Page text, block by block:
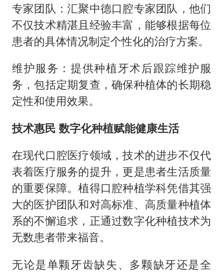
专家团队：汇聚中德口腔专家团队，他们
不仅技术精湛且经验丰富，能够根据每位
患者的具体情况制定个性化的治疗方案。
维护服务：提供种植牙术后跟踪维护服
务，包括定期复查，确保种植体的长期稳
定性和使用效果。
技术惠民 数字化种植赋能健康生活
在现代口腔医疗领域，技术的进步不仅代
表着医疗服务的提升，更是患者生活质量
的重要保障。植得口腔种植学科凭借其强
大的医护团队和对高标准、高质量种植体
系的不懈追求，正通过数字化种植技术为
无数患者带来福音。
无论是单颗牙齿缺失、多颗缺牙还是全